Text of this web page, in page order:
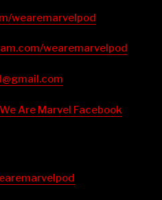
wearemarvelpod⁠⁠⁠⁠⁠⁠⁠⁠⁠⁠⁠⁠⁠⁠⁠⁠⁠⁠⁠⁠⁠⁠⁠⁠⁠⁠⁠⁠⁠⁠⁠⁠⁠⁠⁠⁠⁠⁠⁠⁠⁠⁠⁠⁠⁠⁠⁠⁠⁠⁠⁠⁠⁠⁠⁠⁠⁠⁠⁠⁠⁠⁠⁠⁠⁠⁠⁠⁠⁠⁠⁠⁠⁠⁠⁠
wearemarvelpod⁠⁠⁠⁠⁠⁠⁠⁠⁠⁠⁠⁠⁠⁠⁠⁠⁠⁠⁠⁠⁠⁠⁠⁠⁠⁠⁠⁠⁠⁠⁠⁠⁠⁠⁠⁠⁠⁠⁠⁠⁠⁠⁠⁠⁠⁠⁠⁠⁠⁠⁠⁠⁠⁠⁠⁠⁠⁠⁠⁠⁠⁠⁠⁠⁠⁠⁠⁠⁠⁠⁠⁠⁠⁠⁠
Are Marvel Facebook